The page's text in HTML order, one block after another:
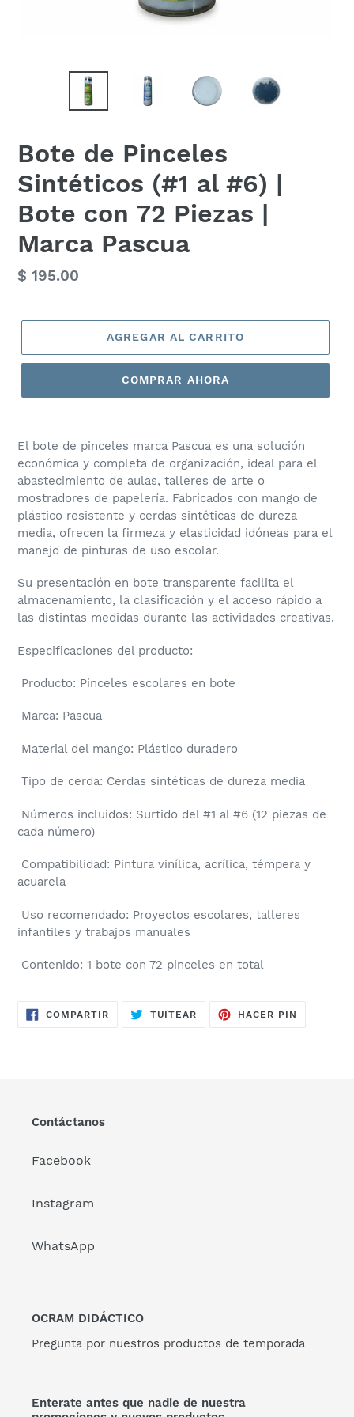
Bote de Pinceles
Sintéticos (#1 al #6) |
Bote con 72 Piezas |
Marca Pascua
Precio
$ 195.00
AGREGAR AL CARRITO
COMPRAR AHORA
El bote de pinceles marca Pascua es una solución
económica y completa de organización, ideal para el
abastecimiento de aulas, talleres de arte o
mostradores de papelería. Fabricados con mango de
plástico resistente y cerdas sintéticas de dureza
media, ofrecen la firmeza y elasticidad idóneas para el
manejo de pinturas de uso escolar.
Su presentación en bote transparente facilita el
almacenamiento, la clasificación y el acceso rápido a
las distintas medidas durante las actividades creativas.
Especificaciones del producto:
Producto: Pinceles escolares en bote
Marca: Pascua
Material del mango: Plástico duradero
Tipo de cerda: Cerdas sintéticas de dureza media
Números incluidos: Surtido del #1 al #6 (12 piezas de
cada número)
Compatibilidad: Pintura vinílica, acrílica, témpera y
acuarela
Uso recomendado: Proyectos escolares, talleres
infantiles y trabajos manuales
Contenido: 1 bote con 72 pinceles en total
COMPARTIRCOMPARTIRTUITEAR TUITEARHACER PIN
Contáctanos
Facebook
Instagram
WhatsApp
OCRAM DIDÁCTICO
Pregunta por nuestros productos de temporada
Enterate antes que nadie de nuestra